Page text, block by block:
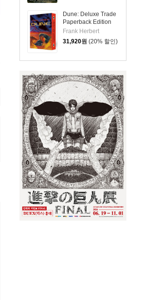
Dune: Deluxe Trade
Paperback Edition
Frank Herbert
31,920원 (20% 할인)